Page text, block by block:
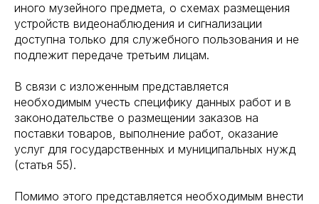
иного музейного предмета, о схемах размещения
устройств видеонаблюдения и сигнализации
доступна только для служебного пользования и не
подлежит передаче третьим лицам.
В связи с изложенным представляется
необходимым учесть специфику данных работ и в
законодательстве о размещении заказов на
поставки товаров, выполнение работ, оказание
услуг для государственных и муниципальных нужд
(статья 55).
Помимо этого представляется необходимым внести